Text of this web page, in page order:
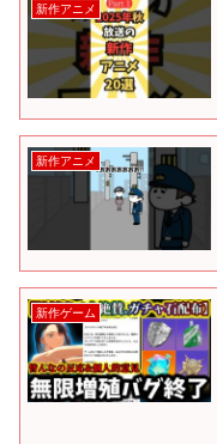
新作アニメ
新作アニメ
新作ゲーム